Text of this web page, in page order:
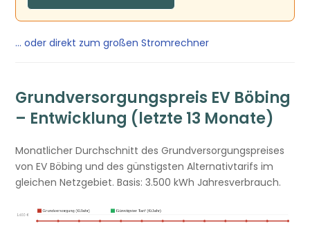
… oder direkt zum großen Stromrechner
Grundversorgungspreis EV Böbing
– Entwicklung (letzte 13 Monate)
Monatlicher Durchschnitt des Grundversorgungspreises
von EV Böbing und des günstigsten Alternativtarifs im
gleichen Netzgebiet. Basis: 3.500 kWh Jahresverbrauch.